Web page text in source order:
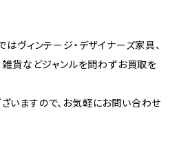
はヴィンテージ・デザイナーズ家具、
雑貨などジャンルを問わずお買取を
いますので、お気軽にお問い合わせ